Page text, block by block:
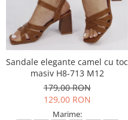
Sandale elegante camel cu toc
masiv H8-713 M12
179,00 RON
129,00 RON
Marime: